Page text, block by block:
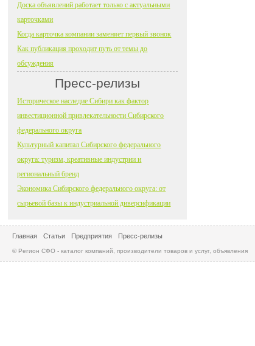
Доска объявлений работает только с актуальными
карточками
Когда карточка компании заменяет первый звонок
Как публикация проходит путь от темы до
обсуждения
Пресс-релизы
Историческое наследие Сибири как фактор
инвестиционной привлекательности Сибирского
федерального округа
Культурный капитал Сибирского федерального
округа: туризм, креативные индустрии и
региональный бренд
Экономика Сибирского федерального округа: от
сырьевой базы к индустриальной диверсификации
Главная Статьи Предприятия Пресс-релизы
© Регион СФО - каталог компаний, производители товаров и услуг, объявления